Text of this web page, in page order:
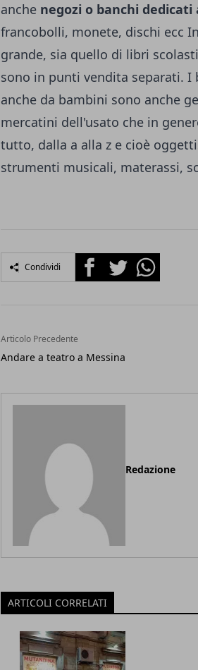
anche negozi o banchi dedicati
francobolli, monete, dischi ecc
grande, sia quello di libri
sono in punti vendita separati.
anche da bambini sono anche
mercatini dell'usato che in
tutto, dalla a alla z e cioè
strumenti musicali, materassi,
Condividi FacebookTwitterWhatsapp
Articolo Precedente
Andare a teatro a Messina
Redazione
ARTICOLI CORRELATI